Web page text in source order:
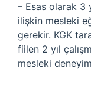
– Esas olarak 3
ilişkin mesleki
gerekir. KGK
fiilen 2 yıl
mesleki